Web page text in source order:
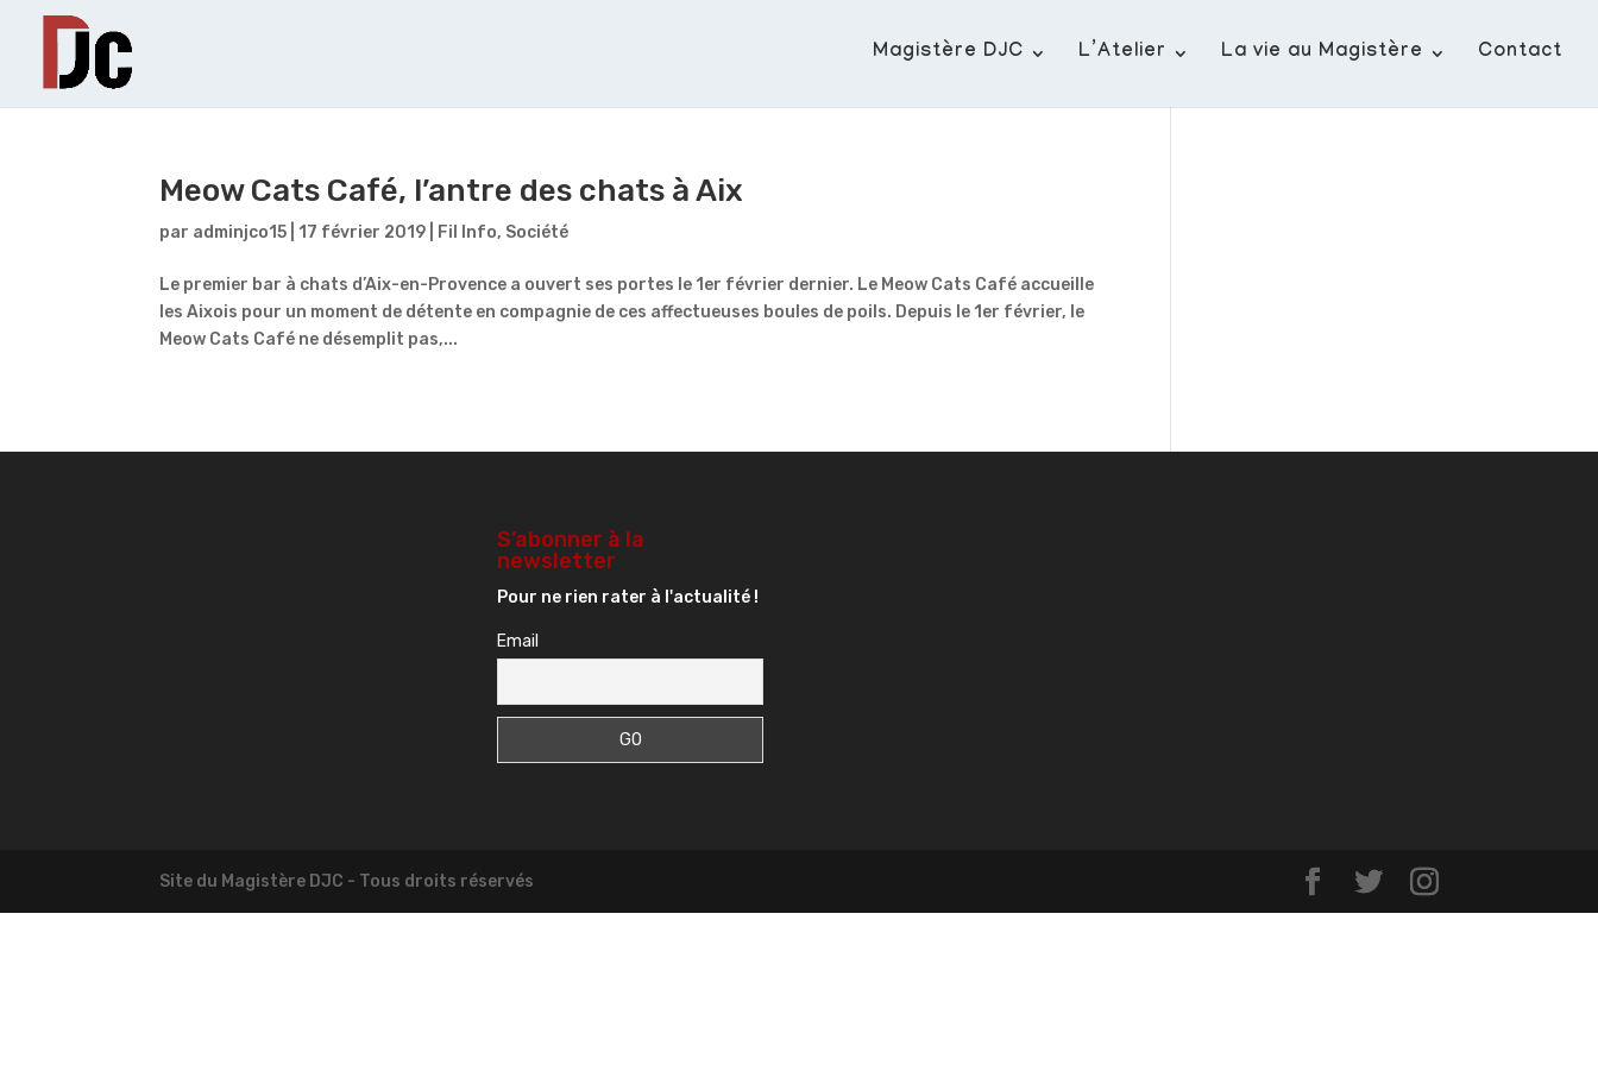
Magistère DJC L’Atelier La vie au Magistère Contact
Meow Cats Café, l’antre des chats à Aix
par adminjco15 17 février 2019 Fil Info, Société
Le premier bar à chats d’Aix-en-Provence a ouvert ses portes le 1er février dernier. Le Meow Cats Café accueille
les Aixois pour un moment de détente en compagnie de ces affectueuses boules de poils. Depuis le 1er février, le
Meow Cats Café ne désemplit pas,...
S’abonner à la
newsletter
Pour ne rien rater à l'actualité !
Email
Site du Magistère DJC - Tous droits réservés